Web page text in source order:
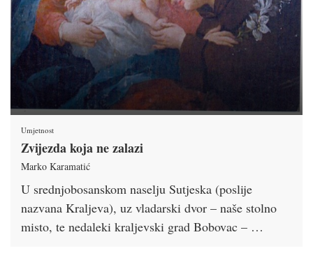
Umjetnost
Zvijezda koja ne zalazi
Marko Karamatić
U srednjobosanskom naselju Sutjeska (poslije
nazvana Kraljeva), uz vladarski dvor – naše stolno
misto, te nedaleki kraljevski grad Bobovac – …